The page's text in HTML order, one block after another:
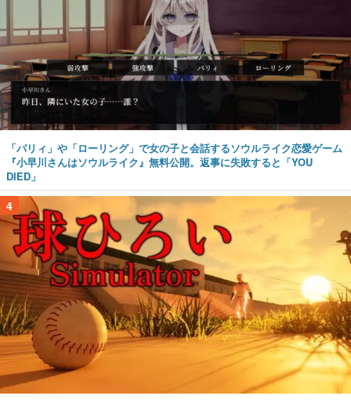
「パリィ」や「ローリング」で女の子と会話するソウルライク恋愛ゲーム
『小早川さんはソウルライク』無料公開。返事に失敗すると「YOU
DIED」
4